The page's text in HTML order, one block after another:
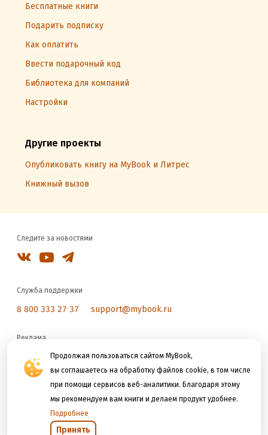
Продолжая пользоваться сайтом MyBook,
вы соглашаетесь на обработку файлов cookie, в том числе
при помощи сервисов веб-аналитики. Благодаря этому
мы рекомендуем вам книги и делаем продукт удобнее.
Подробнее
Принять
Бесплатные книги
Подарить подписку
Как оплатить
Ввести подарочный код
Библиотека для компаний
Настройки
Другие проекты
Опубликовать книгу на MyBook и Литрес
Книжный вызов
Следите за новостями
Служба поддержки
8 800 333 27 37 support@mybook.ru
Реклама
reklama@litres.ru
Мы принимаем к оплате